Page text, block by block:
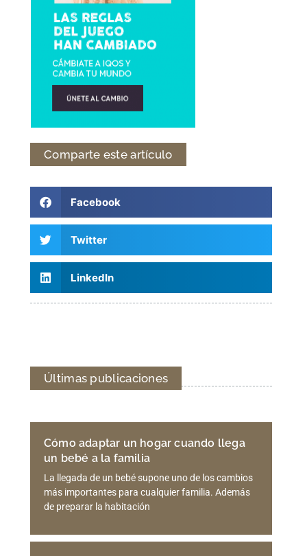
Comparte este artículo
Facebook
Twitter
LinkedIn
Últimas publicaciones
Cómo adaptar un hogar cuando llega
un bebé a la familia
La llegada de un bebé supone uno de los cambios
más importantes para cualquier familia. Además
de preparar la habitación